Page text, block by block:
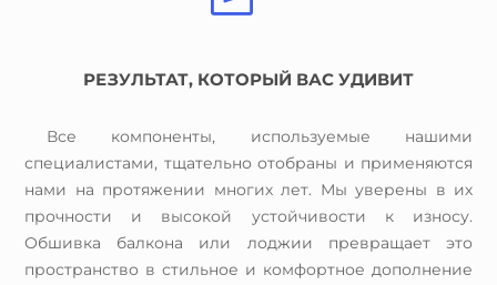
РЕЗУЛЬТАТ, КОТОРЫЙ ВАС УДИВИТ
Все компоненты, используемые нашими
специалистами, тщательно отобраны и применяются
нами на протяжении многих лет. Мы уверены в их
прочности и высокой устойчивости к износу.
Обшивка балкона или лоджии превращает это
пространство в стильное и комфортное дополнение